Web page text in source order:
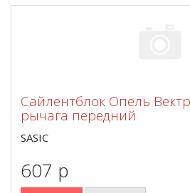
Сайлентблок Опель
рычага передний
SASIC
607 p